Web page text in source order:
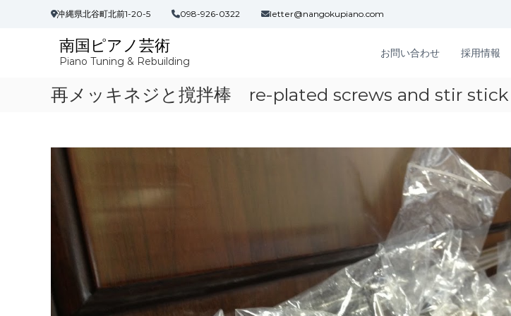
沖縄県北谷町北前1-20-5 098-926-0322 letter@nangokupiano.com
南国ピアノ芸術
Piano Tuning & Rebuilding
お問い合わせ 採用情報
再メッキネジと撹拌棒 re-plated screws and stir stick